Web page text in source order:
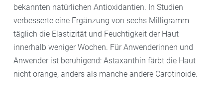
bekannten natürlichen Antioxidantien. In Studien
verbesserte eine Ergänzung von sechs Milligramm
täglich die Elastizität und Feuchtigkeit der Haut
innerhalb weniger Wochen. Für Anwenderinnen und
Anwender ist beruhigend: Astaxanthin färbt die Haut
nicht orange, anders als manche andere Carotinoide.